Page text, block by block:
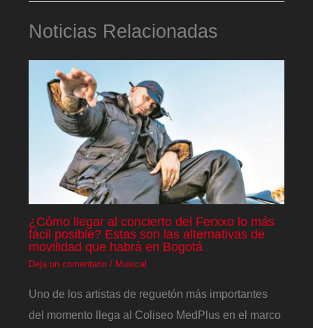
Noticias Relacionadas
¿Cómo llegar al concierto del Ferxxo lo más
fácil posible? Estas son las alternativas de
movilidad que habrá en Bogotá
Deja un comentario / Musical
Uno de los artistas de reguetón más importantes
del momento llega al Coliseo MedPlus en el marco